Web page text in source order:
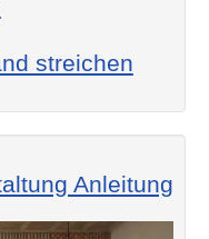
streichen
Anleitung